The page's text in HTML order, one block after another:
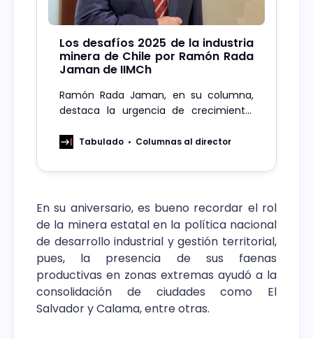
Los desafíos 2025 de la industria
minera de Chile por Ramón Rada
Jaman de IIMCh
Ramón Rada Jaman, en su columna,
destaca la urgencia de crecimiento,
abordando retos como la reactivación
seguridad para un 2025 sostenible.
Tabulado Columnas al director
En su aniversario, es bueno recordar el rol
de la minera estatal en la política nacional
de desarrollo industrial y gestión territorial,
pues, la presencia de sus faenas
productivas en zonas extremas ayudó a la
consolidación de ciudades como El
Salvador y Calama, entre otras.